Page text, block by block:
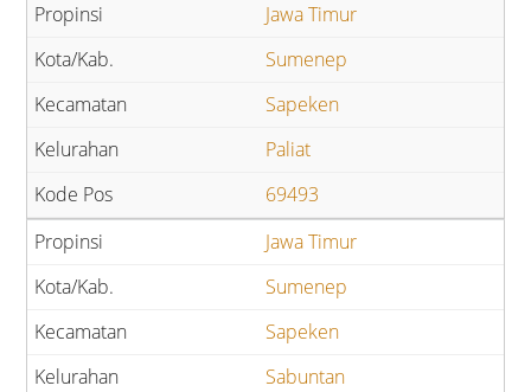
Jawa Timur
Sumenep
Sapeken
Paliat
69493
Jawa Timur
Sumenep
Sapeken
Sabuntan